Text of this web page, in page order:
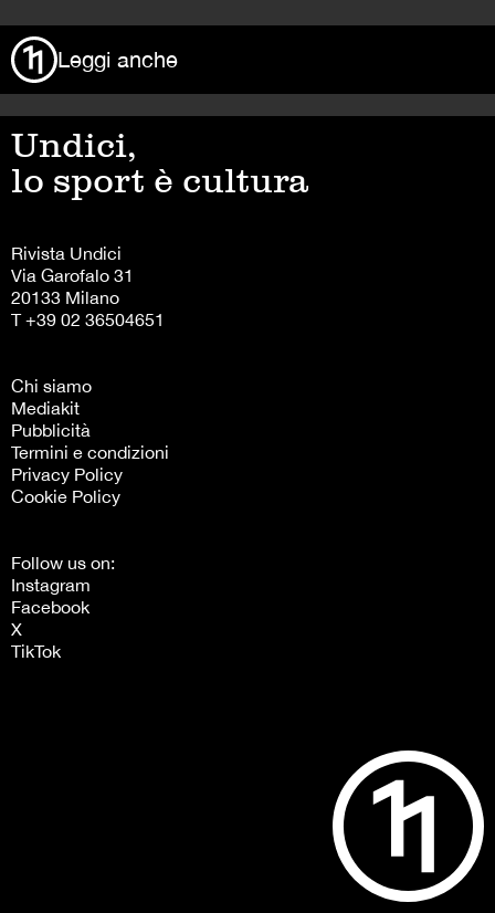
Leggi anche
Undici,
lo sport è cultura
Rivista Undici
Via Garofalo 31
20133 Milano
T +39 02 36504651
Chi siamo
Mediakit
Pubblicità
Termini e condizioni
Privacy Policy
Cookie Policy
Follow us on:
Instagram
Facebook
X
TikTok